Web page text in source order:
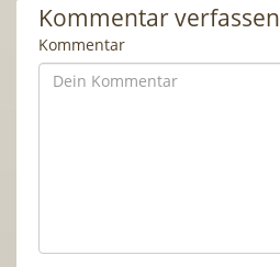
Kommentar verfassen
Kommentar